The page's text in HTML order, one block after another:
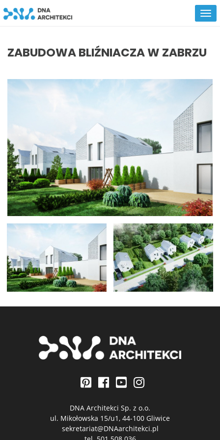
ZABUDOWA BLIŹNIACZA W ZABRZU
DNA Architekci Sp. z o.o.
ul. Mikołowska 15/u1, 44-100 Gliwice
sekretariat@DNAarchitekci.pl